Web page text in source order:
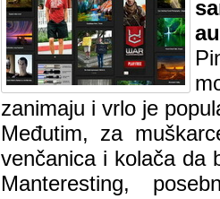
zanimaju i vrlo je
Međutim, za
venčanica i kolača da
Manteresting,